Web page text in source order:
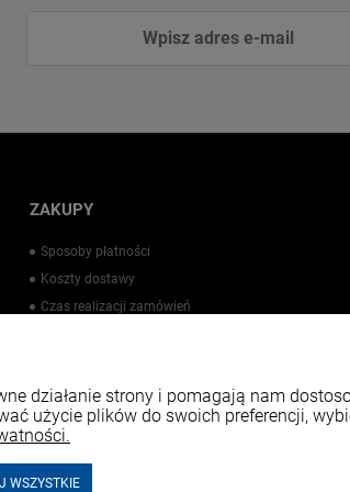
ZAKUPY
Sposoby płatności
Koszty dostawy
Czas realizacji zamówień
działanie strony i pomagają nam
użycie plików do swoich preferencji,
WSZYSTKIE